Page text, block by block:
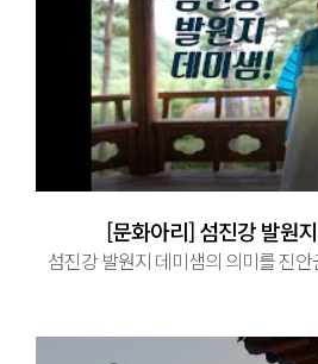
[문화아리] 섬진강 발원
섬진강 발원지 데미샘의 의미를 진안군 무용수와 아이들이 담아내다! 자연의 휴식 공